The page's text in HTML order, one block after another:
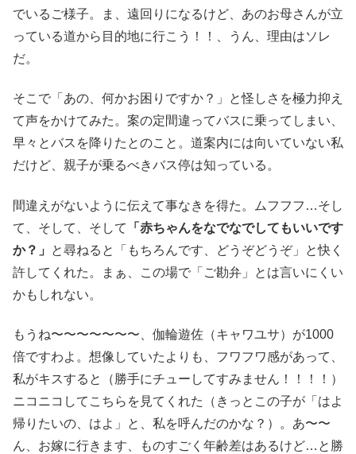
でいるご様子。ま、遠回りになるけど、あのお母さんが立
っている道から目的地に行こう！！、うん、理由はソレ
だ。
そこで「あの、何かお困りですか？」と怪しさを極力抑え
て声をかけてみた。案の定間違ってバスに乗ってしまい、
早々とバスを降りたとのこと。道案内には向いていない私
だけど、親子が乗るべきバス停は知っている。
間違えがないように伝えて事なきを得た。ムフフフ…そし
て、そして、そして
「赤ちゃんをなでなでしてもいいです
か？」
と尋ねると「もちろんです、どうぞどうぞ」と快く
許してくれた。まぁ、この場で「ご勘弁」とは言いにくい
かもしれない。
もうね〜〜〜〜〜〜〜、伽輪遊佐（キャワユサ）が1000
倍ですわよ。想像していたよりも、フワフワ感があって、
私がキスすると（勝手にチューしてすみません！！！！）
ニコニコしてこちらを見てくれた（きっとこの子が「はよ
帰りたいの、はよ」と、私を呼んだのかな？）。あ〜〜
ん、お嫁に行きます、ものすごく年齢差はあるけど…と勝